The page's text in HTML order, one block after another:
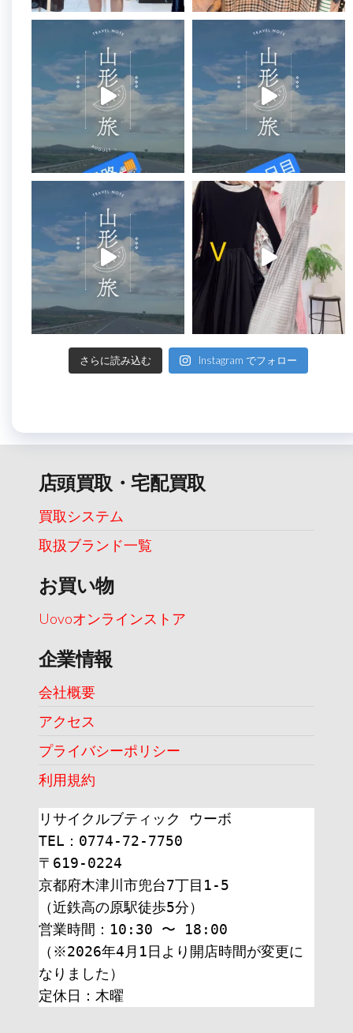
さらに読み込む Instagram でフォロー
店頭買取・宅配買取
買取システム
取扱ブランド一覧
お買い物
Uovoオンラインストア
企業情報
会社概要
アクセス
プライバシーポリシー
利用規約
リサイクルブティック ウーボ
TEL：0774-72-7750
〒619-0224
京都府木津川市兜台7丁目1-5
（近鉄高の原駅徒歩5分）
営業時間：10:30 〜 18:00
（※2026年4月1日より開店時間が変更に
なりました）
定休日：木曜